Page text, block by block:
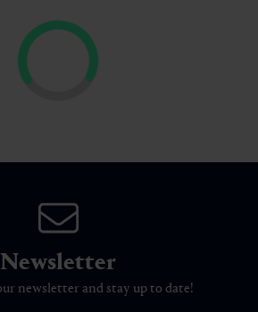
Newsletter
newsletter and stay up to date!